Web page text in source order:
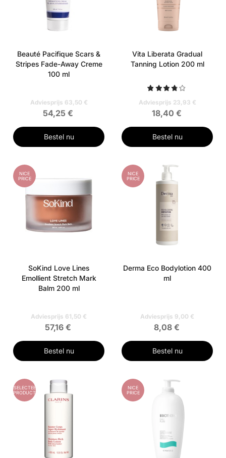
Beauté Pacifique Scars &
Stripes Fade-Away Creme
100 ml
Adviesprijs 63,50 €
54,25 €
Bestel nu
Vita Liberata Gradual
Tanning Lotion 200 ml
Adviesprijs 23,93 €
18,40 €
Bestel nu
NICE
PRICE
SoKind Love Lines
Emollient Stretch Mark
Balm 200 ml
Adviesprijs 61,50 €
57,16 €
Bestel nu
NICE
PRICE
Derma Eco Bodylotion 400
ml
Adviesprijs 9,00 €
8,08 €
Bestel nu
GESELECTEERD
PRODUCT
NICE
PRICE